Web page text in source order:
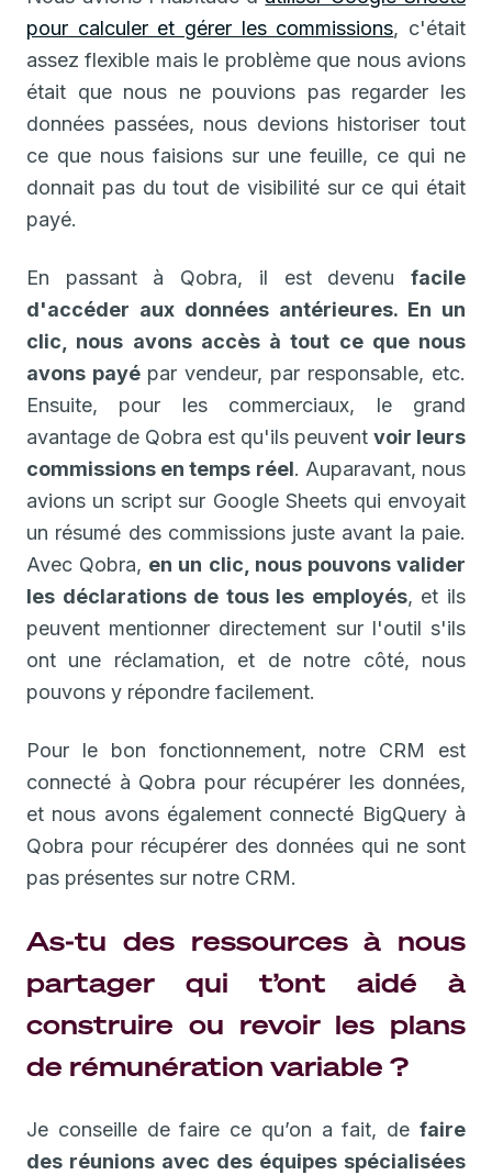
pour calculer et gérer les commissions, c'était
assez flexible mais le problème que nous avions
était que nous ne pouvions pas regarder les
données passées, nous devions historiser tout
ce que nous faisions sur une feuille, ce qui ne
donnait pas du tout de visibilité sur ce qui était
payé.
En passant à Qobra, il est devenu facile
d'accéder aux données antérieures. En un
clic, nous avons accès à tout ce que nous
avons payé par vendeur, par responsable, etc.
Ensuite, pour les commerciaux, le grand
avantage de Qobra est qu'ils peuvent voir leurs
commissions en temps réel. Auparavant, nous
avions un script sur Google Sheets qui envoyait
un résumé des commissions juste avant la paie.
Avec Qobra, en un clic, nous pouvons valider
les déclarations de tous les employés, et ils
peuvent mentionner directement sur l'outil s'ils
ont une réclamation, et de notre côté, nous
pouvons y répondre facilement.
Pour le bon fonctionnement, notre CRM est
connecté à Qobra pour récupérer les données,
et nous avons également connecté BigQuery à
Qobra pour récupérer des données qui ne sont
pas présentes sur notre CRM.
As-tu des ressources à nous
partager qui t’ont aidé à
construire ou revoir les plans
de rémunération variable ?
Je conseille de faire ce qu’on a fait, de faire
des réunions avec des équipes spécialisées